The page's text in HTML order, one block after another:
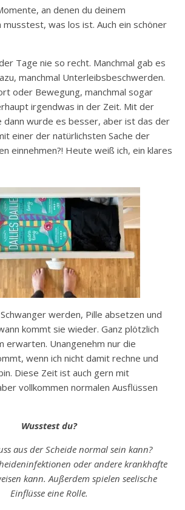
an denen du deinem
was los ist. Auch ein schöner
Tage nie so recht. Manchmal gab es
manchmal Unterleibsbeschwerden.
oder Bewegung, manchmal sogar
irgendwas in der Zeit. Mit der
dann wurde es besser, aber ist das der
einer der natürlichsten Sache der
einnehmen?! Heute weiß ich, ein klares
werden, Pille absetzen und
kommt sie wieder. Ganz plötzlich
erwarten. Unangenehm nur die
wenn ich nicht damit rechne und
Diese Zeit ist auch gern mit
vollkommen normalen Ausflüssen
Wusstest du?
aus der Scheide normal sein kann?
oder andere krankhafte
kann. Außerdem spielen seelische
Einflüsse eine Rolle.